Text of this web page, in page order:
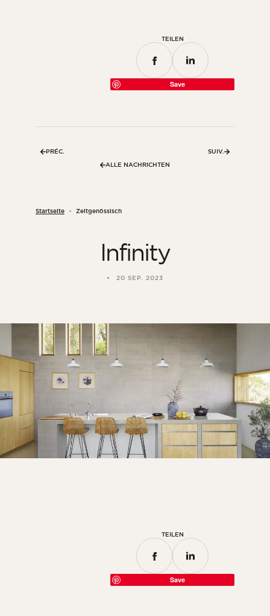
TEILEN
Save
ALLE NACHRICHTEN
PRÉC. SUIV.
Startseite Zeitgenössisch
Infinity
20 SEP. 2023
TEILEN
Save